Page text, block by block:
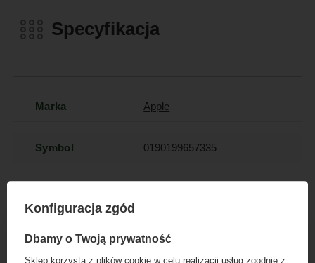
Specyfikacja
Marka Apple
Symbol 0190199657335
miesięcy
Dołącz do newslettera Green
Computers
Konfiguracja zgód
Dbamy o Twoją prywatność
Sklep korzysta z plików cookie w celu realizacji usług zgodnie z